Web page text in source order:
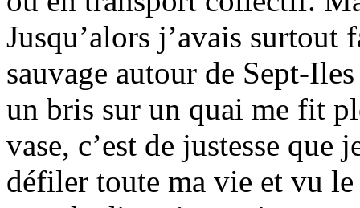
Jusqu’alors j’avais
sauvage autour de Sept-
un bris sur un quai me fit
vase, c’est de justesse
défiler toute ma vie et vu